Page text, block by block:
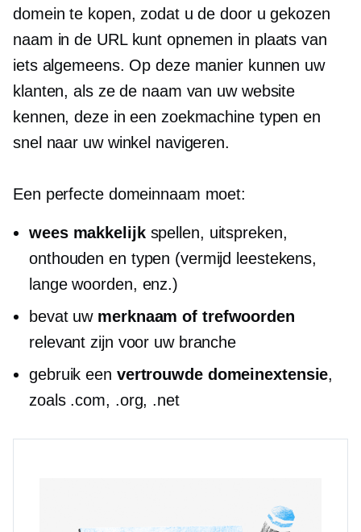
​​domein te kopen, zodat u de door u gekozen
naam in de URL kunt opnemen in plaats van
iets algemeens. Op deze manier kunnen uw
klanten, als ze de naam van uw website
kennen, deze in een zoekmachine typen en
snel naar uw winkel navigeren.
Een perfecte domeinnaam moet:
wees makkelijkspellen, uitspreken,
onthouden en typen (vermijd leestekens,
lange woorden, enz.)
bevat uw merknaam of trefwoorden
relevant zijn voor uw branche
gebruik een vertrouwde domeinextensie,
zoals .com, .org, .net